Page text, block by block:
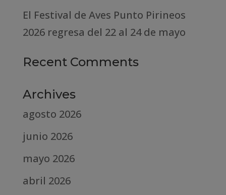
El Festival de Aves Punto Pirineos
2026 regresa del 22 al 24 de mayo
Recent Comments
Archives
agosto 2026
junio 2026
mayo 2026
abril 2026